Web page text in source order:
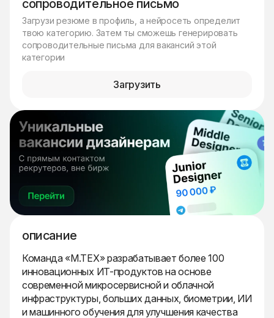
сопроводительное письмо
Загрузи резюме в профиль, а нейросеть определит
твою категорию. Затем ты сможешь генерировать
сопроводительные письма для вакансий этой
категории
Загрузить
описание
Команда «М.ТЕХ» разрабатывает более 100
инновационных ИТ-продуктов на основе
современной микросервисной и облачной
инфраструктуры, больших данных, биометрии, ИИ
и машинного обучения для улучшения качества